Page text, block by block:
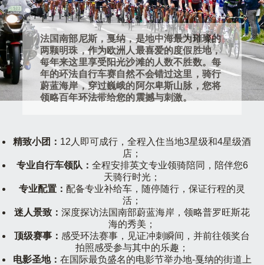
法国南部尼斯，戛纳，是地中海最为璀璨的
两颗明珠，作为欧洲人最喜爱的度假胜地，
每年来这里享受阳光沙滩的人数不胜数。每
年的环法自行车赛自然不会错过这里，骑行
蔚蓝海岸，穿过巍峨的阿尔卑斯山脉，您将
领略百年环法带给您的震撼与刺激。
精致小团： 12人即可成行，全程入住当地3星级和4星级酒
店；
专业自行车领队： 全程安排英文专业领骑陪同，陪伴您6
天骑行时光；
专业配置： 配备专业补给车，随停随行，保证行程的灵
活；
迷人景致： 深度探访法国南部蔚蓝海岸，领略普罗旺斯花
海的秀美；
顶级赛事： 感受环法赛事，见证冲刺瞬间，并前往领奖台
拍照感受参与其中的乐趣；
电影圣地： 在国际最负盛名的电影节举办地-戛纳的街道上